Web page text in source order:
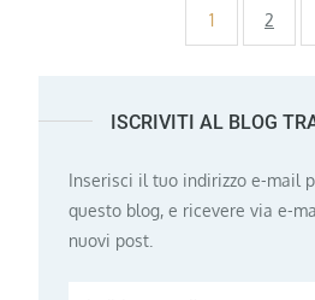
Paginazione
articoli
1 2
ISCRIVITI AL BLOG
Inserisci il tuo indirizzo e-mail
questo blog, e ricevere via e-
nuovi post.